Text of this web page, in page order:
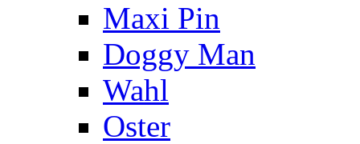
Maxi Pin
Doggy Man
Wahl
Oster